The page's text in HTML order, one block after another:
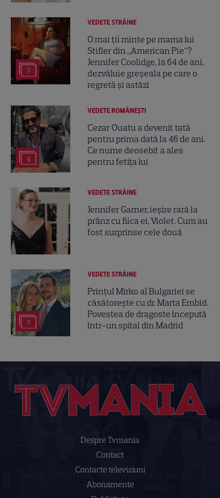
7
VEDETE STRĂINE
O mai ții minte pe mama lui
Stifler din „American Pie”?
Jennifer Coolidge, la 64 de ani,
dezvăluie greșeala pe care o
regretă și astăzi
4
VEDETE ROMÂNEŞTI
Cezar Ouatu a devenit tată
pentru prima dată la 46 de ani.
Ce nume deosebit a ales
pentru fetița lui
VEDETE STRĂINE
Jennifer Garner, ieșire rară la
prânz cu fiica ei, Violet. Cum au
fost surprinse cele două
7
VEDETE STRĂINE
Prințul Mirko al Bulgariei se
căsătorește cu dr. Marta Embid.
Povestea de dragoste începută
într-un spital din Madrid
Despre Tvmania
Contact
Contacte televiziuni
Abonamente